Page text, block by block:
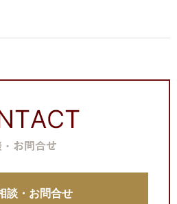
談・お問合せ